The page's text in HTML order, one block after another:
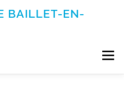
BAILLET-EN-
Menu